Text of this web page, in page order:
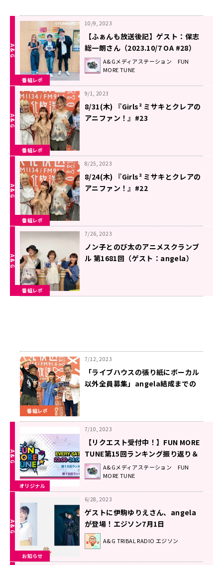
番組レポ
10/9, 2023
【ふぁんも放送後記】ゲスト：保志
総一朗さん（2023.10/7 OA #28）
A&Gメディアステーション FUN
MORE TUNE
番組レポ
9/1, 2023
8/31(木) 『Girls² ミサキとクレアの
アニファン！』#23
番組レポ
8/25, 2023
8/24(木) 『Girls² ミサキとクレアの
アニファン！』#22
番組レポ
7/26, 2023
ノン子とのび太のアニメスクランブ
ル 第1681回（ゲスト：angela）
番組レポ
7/12, 2023
「ライブハウスの張り紙にボーカル
以外全員募集」angela結成までの
オリジナル
7/10, 2023
【リクエスト受付中！】FUN MORE
TUNE第15回ランキング振り返り＆
第16回 注目楽曲紹介
A&Gメディアステーション FUN
MORE TUNE
お知らせ
6/28, 2023
ゲストに伊駒ゆりえさん、angela
が登場！エジソン7月1日
A&G TRIBAL RADIO エジソン